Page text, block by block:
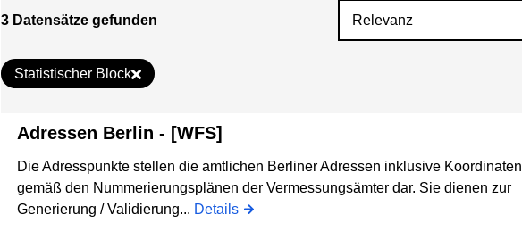
3 Datensätze gefunden
Statistischer Block
Adressen Berlin - [WFS]
Die Adresspunkte stellen die amtlichen Berliner Adressen inklusive Koordinaten
gemäß den Nummerierungsplänen der Vermessungsämter dar. Sie dienen zur
Generierung / Validierung... Details